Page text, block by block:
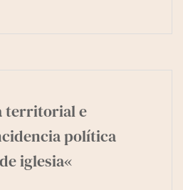
territorial e
política
iglesia«